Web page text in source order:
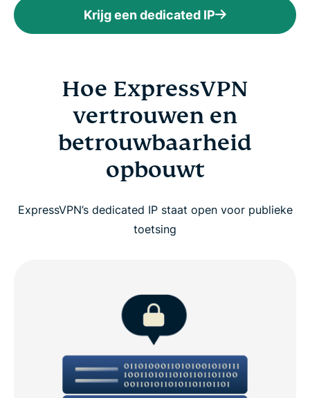
Krijg een dedicated IP
Hoe ExpressVPN
vertrouwen en
betrouwbaarheid
opbouwt
ExpressVPN’s dedicated IP staat open voor publieke
toetsing